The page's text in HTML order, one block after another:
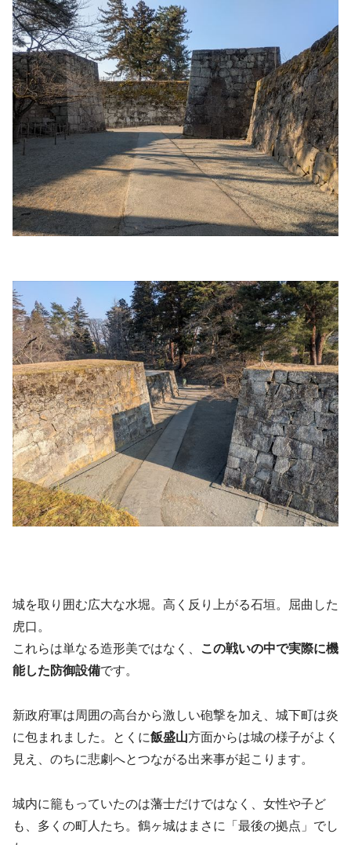
城を取り囲む広大な水堀。高く反り上がる石垣。屈曲した
虎口。
これらは単なる造形美ではなく、
この戦いの中で実際に機
能した防御設備です。
新政府軍は周囲の高台から激しい砲撃を加え、城下町は炎
に包まれました。とくに飯盛山方面からは城の様子がよく
見え、のちに悲劇へとつながる出来事が起こります。
城内に籠もっていたのは藩士だけではなく、女性や子ど
も、多くの町人たち。鶴ヶ城はまさに「最後の拠点」でし